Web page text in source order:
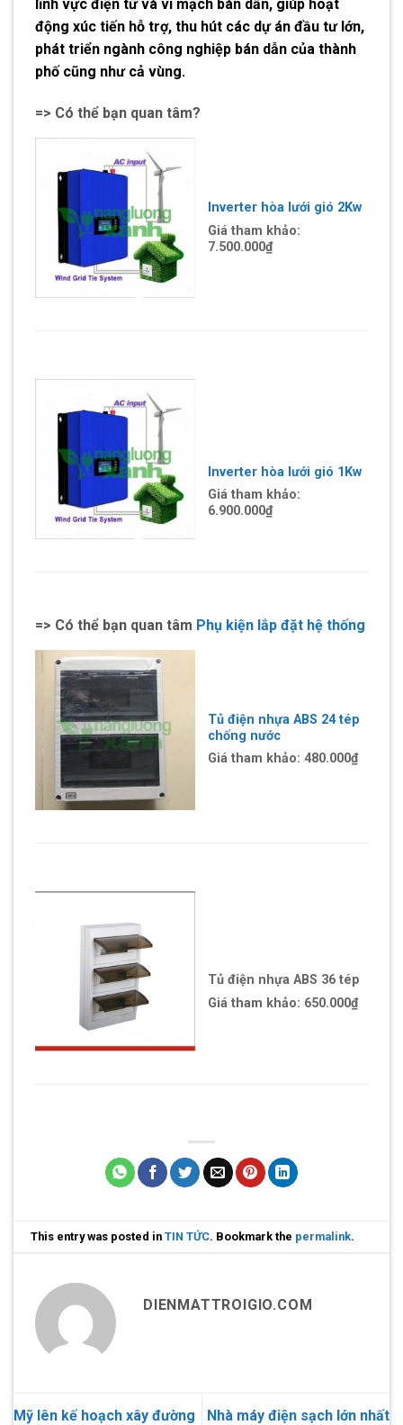
lĩnh vực điện tử và vi mạch bán dẫn, giúp hoạt
động xúc tiến hỗ trợ, thu hút các dự án đầu tư lớn,
phát triển ngành công nghiệp bán dẫn của thành
phố cũng như cả vùng.
=> Có thể bạn quan tâm?
Inverter hòa lưới gió 2Kw
Giá tham khảo:
7.500.000₫
Inverter hòa lưới gió 1Kw
Giá tham khảo:
6.900.000₫
=> Có thể bạn quan tâm Phụ kiện lắp đặt hệ thống
Tủ điện nhựa ABS 24 tép
chống nước
Giá tham khảo: 480.000₫
Tủ điện nhựa ABS 36 tép
Giá tham khảo: 650.000₫
This entry was posted inTIN TỨC. Bookmark the permalink.
DIENMATTROIGIO.COM
Mỹ lên kế hoạch xây đường
Nhà máy điện sạch lớn nhất